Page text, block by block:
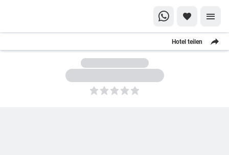
Hotel teilen
5